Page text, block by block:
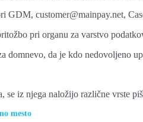
GDM, customer@mainpay.net,
pri organu za varstvo
domnevo, da je kdo nedovoljeno
se iz njega naložijo različne vrste
mesto